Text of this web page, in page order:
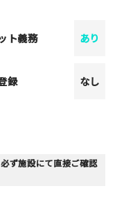
ト義務 あり
録 なし
ず施設にて直接ご確認